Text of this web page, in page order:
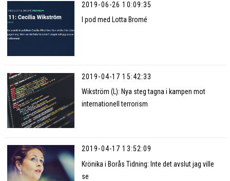
2019-06-26 10:09:35
I pod med Lotta Bromé
2019-04-17 15:42:33
Wikström (L): Nya steg tagna i kampen mot
internationell terrorism
2019-04-17 13:52:09
Krönika i Borås Tidning: Inte det avslut jag ville
se